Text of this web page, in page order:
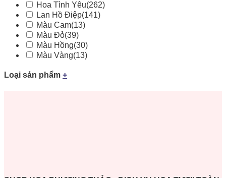
Hoa Tình Yêu(262)
Lan Hồ Điệp(141)
Màu Cam(13)
Màu Đỏ(39)
Màu Hồng(30)
Màu Vàng(13)
Loại sản phẩm +